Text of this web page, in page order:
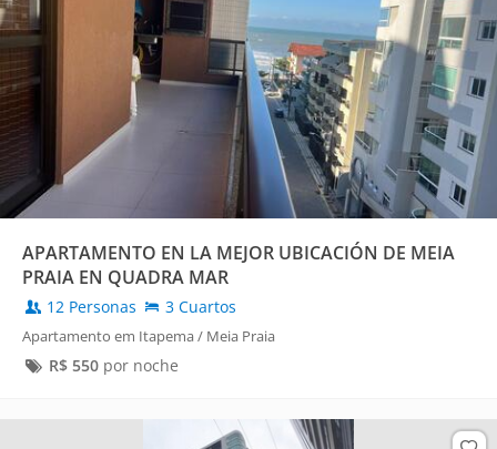
APARTAMENTO EN LA MEJOR UBICACIÓN DE MEIA
PRAIA EN QUADRA MAR
12 Personas 3 Cuartos
Apartamento em Itapema / Meia Praia
R$ 550por noche